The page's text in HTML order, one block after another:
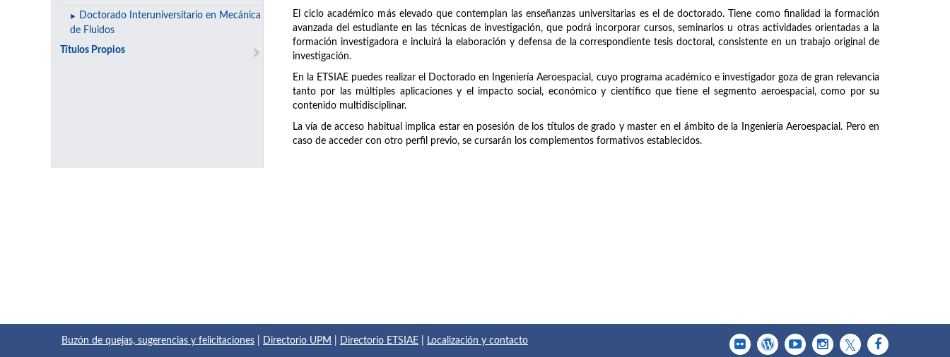
Doctorado Interuniversitario en Mecánica
de Fluidos
Títulos Propios
El ciclo académico más elevado que contemplan las enseñanzas universitarias es el de doctorado. Tiene como finalidad la formación
avanzada del estudiante en las técnicas de investigación, que podrá incorporar cursos, seminarios u otras actividades orientadas a la
formación investigadora e incluirá la elaboración y defensa de la correspondiente tesis doctoral, consistente en un trabajo original de
investigación.
En la ETSIAE puedes realizar el Doctorado en Ingeniería Aeroespacial, cuyo programa académico e investigador goza de gran relevancia
tanto por las múltiples aplicaciones y el impacto social, económico y científico que tiene el segmento aeroespacial, como por su
contenido multidisciplinar.
La vía de acceso habitual implica estar en posesión de los títulos de grado y master en el ámbito de la Ingeniería Aeroespacial. Pero en
caso de acceder con otro perfil previo, se cursarán los complementos formativos establecidos.
Buzón de quejas, sugerencias y felicitaciones Directorio UPM Directorio ETSIAE Localización y contacto